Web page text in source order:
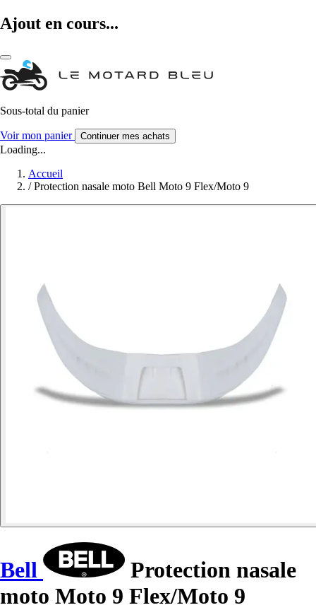
Ajout en cours...
Sous-total du panier
Voir mon panier Continuer mes achats
Loading...
Accueil
/ Protection nasale moto Bell Moto 9 Flex/Moto 9
Bell
Protection nasale
moto Moto 9 Flex/Moto 9